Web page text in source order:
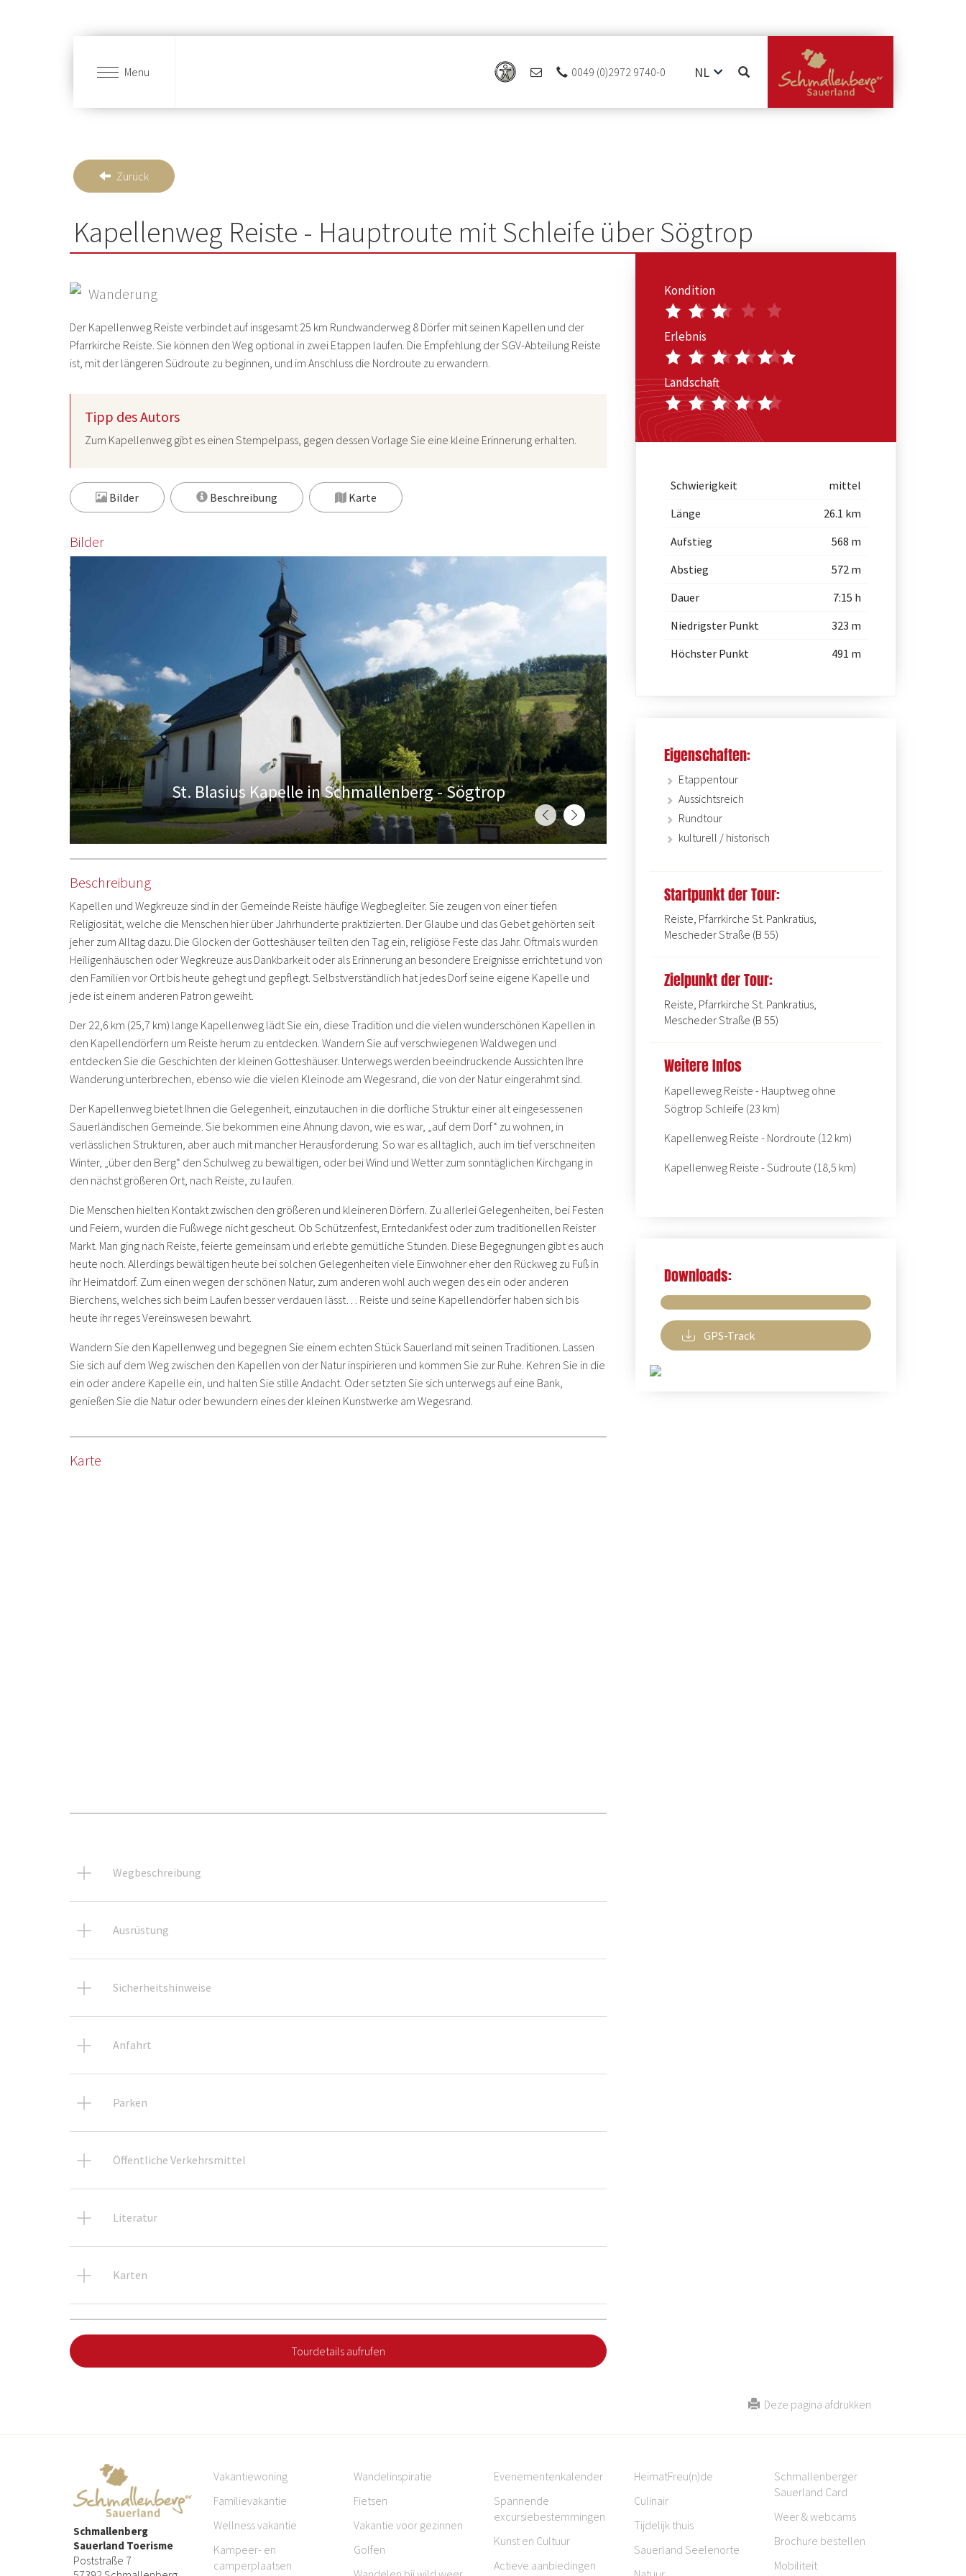
Menu 0049 (0)2972 9740-0
NL
EN
Zurück
Kapellenweg Reiste - Hauptroute mit Schleife über Sögtrop
Wanderung
Der Kapellenweg Reiste verbindet auf insgesamt 25 km Rundwanderweg 8 Dörfer mit seinen Kapellen und der
Pfarrkirche Reiste. Sie können den Weg optional in zwei Etappen laufen. Die Empfehlung derSGV-Abteilung Reiste
ist, mit der längeren Südroute zu beginnen, und im Anschluss die Nordroute zu erwandern.
Tipp des Autors
Zum Kapellenweg gibt es einen Stempelpass, gegen dessen Vorlage Sie eine kleine Erinnerung erhalten.
Bilder Beschreibung Karte
Bilder
St. Blasius Kapelle in Schmallenberg - Sögtrop Innenraum der St. Blasius Kapelle
Beschreibung
Kapellen und Wegkreuze sind in der Gemeinde Reiste häufige Wegbegleiter. Sie zeugen von einer tiefen
Religiosität, welche die Menschen hier über Jahrhunderte praktizierten. Der Glaube und das Gebet gehörten seit
jeher zum Alltag dazu. Die Glocken der Gotteshäuser teilten den Tag ein, religiöse Feste das Jahr. Oftmals wurden
Heiligenhäuschen oder Wegkreuze aus Dankbarkeit oder als Erinnerung an besondere Ereignisse errichtet und von
den Familien vor Ort bis heute gehegt und gepflegt. Selbstverständlich hat jedes Dorf seine eigene Kapelle und
jede ist einem anderen Patron geweiht.
Der 22,6 km (25,7 km) lange Kapellenweg lädt Sie ein, diese Tradition und die vielen wunderschönen Kapellen in
den Kapellendörfern um Reiste herum zu entdecken. Wandern Sie auf verschwiegenen Waldwegen und
entdecken Sie die Geschichten der kleinen Gotteshäuser. Unterwegs werden beeindruckende Aussichten Ihre
Wanderung unterbrechen, ebenso wie die vielen Kleinode am Wegesrand, die von der Natur eingerahmt sind.
Der Kapellenweg bietet Ihnen die Gelegenheit, einzutauchen in die dörfliche Struktur einer alt eingesessenen
Sauerländischen Gemeinde. Sie bekommen eine Ahnung davon, wie es war, „auf dem Dorf“ zu wohnen, in
verlässlichen Strukturen, aber auch mit mancher Herausforderung. So war es alltäglich, auch im tief verschneiten
Winter, „über den Berg“ den Schulweg zu bewältigen, oder bei Wind und Wetter zum sonntäglichen Kirchgang in
den nächst größeren Ort, nach Reiste, zu laufen.
Die Menschen hielten Kontakt zwischen den größeren und kleineren Dörfern. Zu allerlei Gelegenheiten, bei Festen
und Feiern, wurden die Fußwege nicht gescheut. Ob Schützenfest, Erntedankfest oder zum traditionellen Reister
Markt. Man ging nach Reiste, feierte gemeinsam und erlebte gemütliche Stunden. Diese Begegnungen gibt es auch
heute noch. Allerdings bewältigen heute bei solchen Gelegenheiten viele Einwohner eher den Rückweg zu Fuß in
ihr Heimatdorf. Zum einen wegen der schönen Natur, zum anderen wohl auch wegen des ein oder anderen
Bierchens, welches sich beim Laufen besser verdauen lässt… Reiste und seine Kapellendörfer haben sich bis
heute ihr reges Vereinswesen bewahrt.
Wandern Sie den Kapellenweg und begegnen Sie einem echten Stück Sauerland mit seinen Traditionen. Lassen
Sie sich auf dem Weg zwischen den Kapellen von der Natur inspirieren und kommen Sie zur Ruhe. Kehren Sie in die
ein oder andere Kapelle ein, und halten Sie stille Andacht. Oder setzten Sie sich unterwegs auf eine Bank,
genießen Sie die Natur oder bewundern eines der kleinen Kunstwerke am Wegesrand.
Karte
Wegbeschreibung
Ausrüstung
Sicherheitshinweise
Anfahrt
Parken
Öffentliche Verkehrsmittel
Literatur
Karten
Tourdetails aufrufen
Kondition
Erlebnis
Landschaft
Schwierigkeit
mittel
Länge
26.1 km
Aufstieg
568 m
Abstieg
572 m
Dauer
7:15 h
Niedrigster Punkt
323 m
Höchster Punkt
491 m
Eigenschaften:
Etappentour
Aussichtsreich
Rundtour
kulturell / historisch
Startpunkt der Tour:
Reiste, Pfarrkirche St. Pankratius,
Mescheder Straße (B 55)
Zielpunkt der Tour:
Reiste, Pfarrkirche St. Pankratius,
Mescheder Straße (B 55)
Weitere Infos
Kapelleweg Reiste - Hauptweg ohne
Sögtrop Schleife (23 km)
Kapellenweg Reiste - Nordroute (12 km)
Kapellenweg Reiste - Südroute (18,5 km)
Downloads:
GPS-Track
Deze pagina afdrukken
Schmallenberg
Sauerland Toerisme
Poststraße 7
Vakantiewoning
Familievakantie
Wellness vakantie
Kampeer- en
camperplaatsen
Wandelinspiratie
Fietsen
Vakantie voor gezinnen
Golfen
Evenementenkalender
Spannende
excursiebestemmingen
Kunst en Cultuur
Actieve aanbiedingen
HeimatFreu(n)de
Culinair
Tijdelijk thuis
Sauerland Seelenorte
Schmallenberger
Sauerland Card
Weer & webcams
Brochure bestellen
Mobiliteit